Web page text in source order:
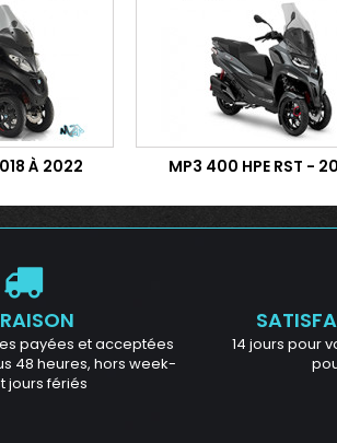
À 2022 MP3 400 HPE RST -
payées et acceptées
48 heures, hors week-
jours fériés
14 jours pour